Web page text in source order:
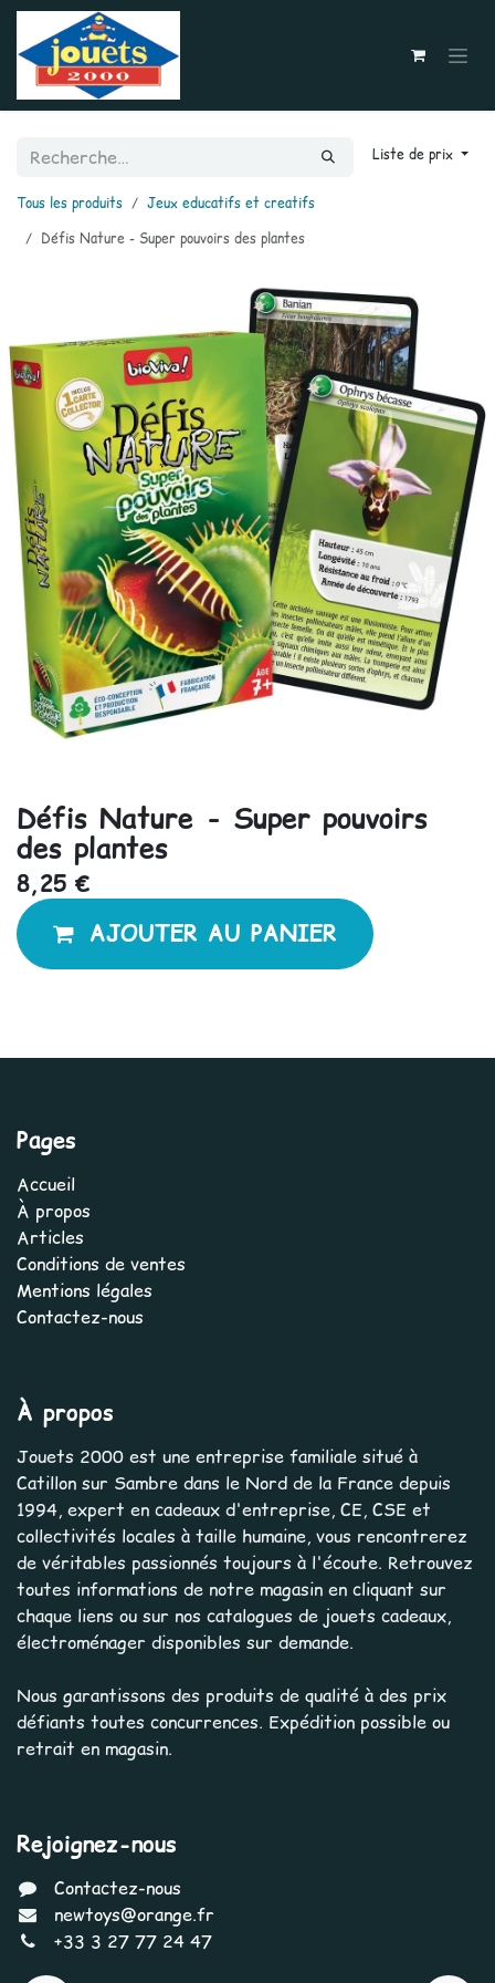
Se rendre au contenu
Liste de prix
Tous les produits
Jeux educatifs et creatifs
Défis Nature - Super pouvoirs des plantes
Défis Nature - Super pouvoirs
des plantes
8,25 €
AJOUTER AU PANIER
Pages
Accueil
À propos
Articles
Conditions de ventes
Mentions légales
Contactez-nous
À propos
Jouets 2000 est une entreprise familiale situé à
Catillon sur Sambre dans le Nord de la France depuis
1994, expert en cadeaux d'entreprise, CE, CSE et
collectivités locales à taille humaine, vous rencontrerez
de véritables passionnés toujours à l'écoute. Retrouvez
toutes informations de notre magasin en cliquant sur
chaque liens ou sur nos catalogues de jouets cadeaux,
électroménager disponibles sur demande.
Nous garantissons des produits de qualité à des prix
défiants toutes concurrences. Expédition possible ou
retrait en magasin.
Rejoignez-nous
Contactez-nous
newtoys@orange.fr
+33 3 27 77 24 47